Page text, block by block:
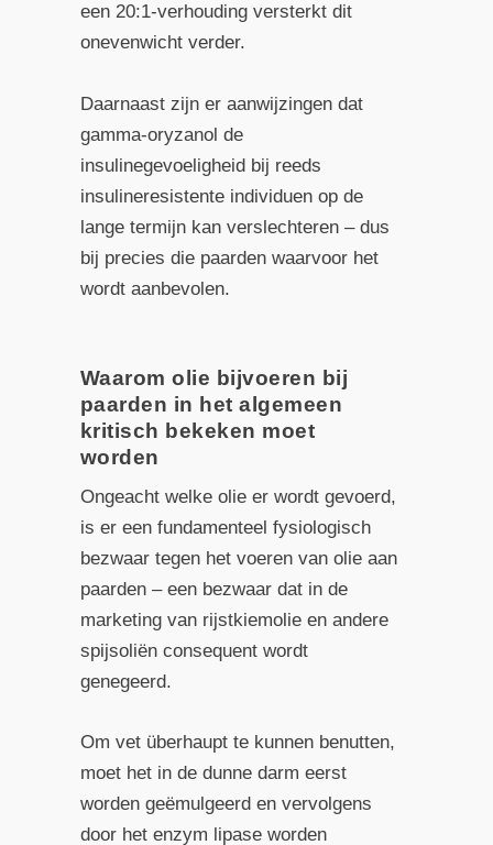
een 20:1-verhouding versterkt dit
onevenwicht verder.
Daarnaast zijn er aanwijzingen dat
gamma-oryzanol de
insulinegevoeligheid bij reeds
insulineresistente individuen op de
lange termijn kan verslechteren – dus
bij precies die paarden waarvoor het
wordt aanbevolen.
Waarom olie bijvoeren bij
paarden in het algemeen
kritisch bekeken moet
worden
Ongeacht welke olie er wordt gevoerd,
is er een fundamenteel fysiologisch
bezwaar tegen het voeren van olie aan
paarden – een bezwaar dat in de
marketing van rijstkiemolie en andere
spijsoliën consequent wordt
genegeerd.
Om vet überhaupt te kunnen benutten,
moet het in de dunne darm eerst
worden geëmulgeerd en vervolgens
door het enzym lipase worden